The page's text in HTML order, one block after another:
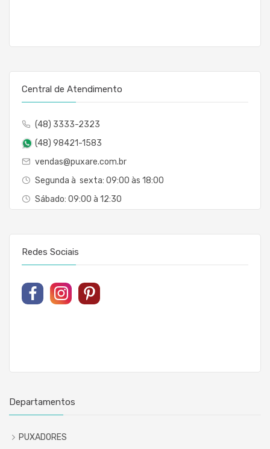
Central de Atendimento
(48) 3333-2323
(48) 98421-1583
vendas@puxare.com.br
Segunda à sexta: 09:00 às 18:00
Sábado: 09:00 à 12:30
Redes Sociais
Departamentos
PUXADORES